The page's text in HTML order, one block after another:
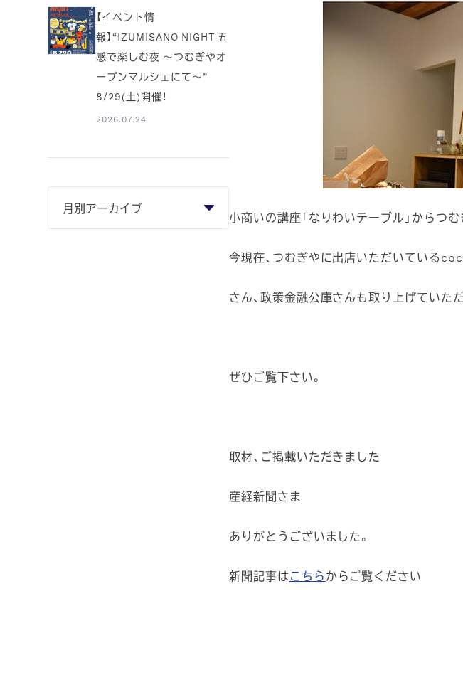
小商いの講座「なりわいテーブル」から
今現在、つむぎやに出店いただいている
さん、政策金融公庫さんも取り上げていた
ぜひご覧下さい。
取材、ご掲載いただきました
産経新聞さま
ありがとうございました。
新聞記事はこちらからご覧ください
【イベント情
報】“IZUMISANO NIGHT 五
感で楽しむ夜 ～つむぎやオ
ープンマルシェにて～”
8/29(土)開催！
2026.07.24